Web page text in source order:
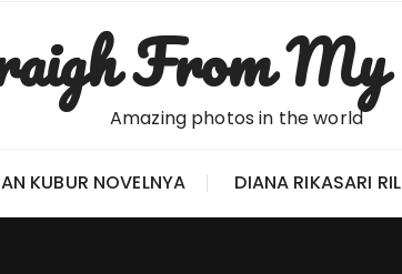
From
Amazing photos in the world
KUBUR NOVELNYA DIANA RIKASARI